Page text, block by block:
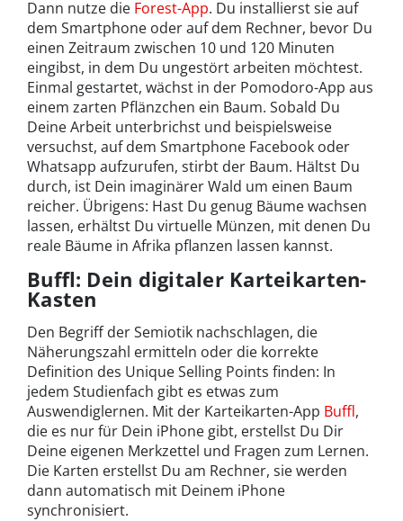
Dann nutze die Forest-App. Du installierst sie auf
dem Smartphone oder auf dem Rechner, bevor Du
einen Zeitraum zwischen 10 und 120 Minuten
eingibst, in dem Du ungestört arbeiten möchtest.
Einmal gestartet, wächst in der Pomodoro-App aus
einem zarten Pflänzchen ein Baum. Sobald Du
Deine Arbeit unterbrichst und beispielsweise
versuchst, auf dem Smartphone Facebook oder
Whatsapp aufzurufen, stirbt der Baum. Hältst Du
durch, ist Dein imaginärer Wald um einen Baum
reicher. Übrigens: Hast Du genug Bäume wachsen
lassen, erhältst Du virtuelle Münzen, mit denen Du
reale Bäume in Afrika pflanzen lassen kannst.
Buffl: Dein digitaler Karteikarten-
Kasten
Den Begriff der Semiotik nachschlagen, die
Näherungszahl ermitteln oder die korrekte
Definition des Unique Selling Points finden: In
jedem Studienfach gibt es etwas zum
Auswendiglernen. Mit der Karteikarten-App Buffl,
die es nur für Dein iPhone gibt, erstellst Du Dir
Deine eigenen Merkzettel und Fragen zum Lernen.
Die Karten erstellst Du am Rechner, sie werden
dann automatisch mit Deinem iPhone
synchronisiert.